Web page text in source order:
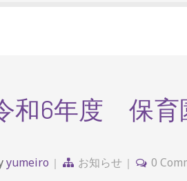
和6年度 保育
yumeiro お知らせ 0